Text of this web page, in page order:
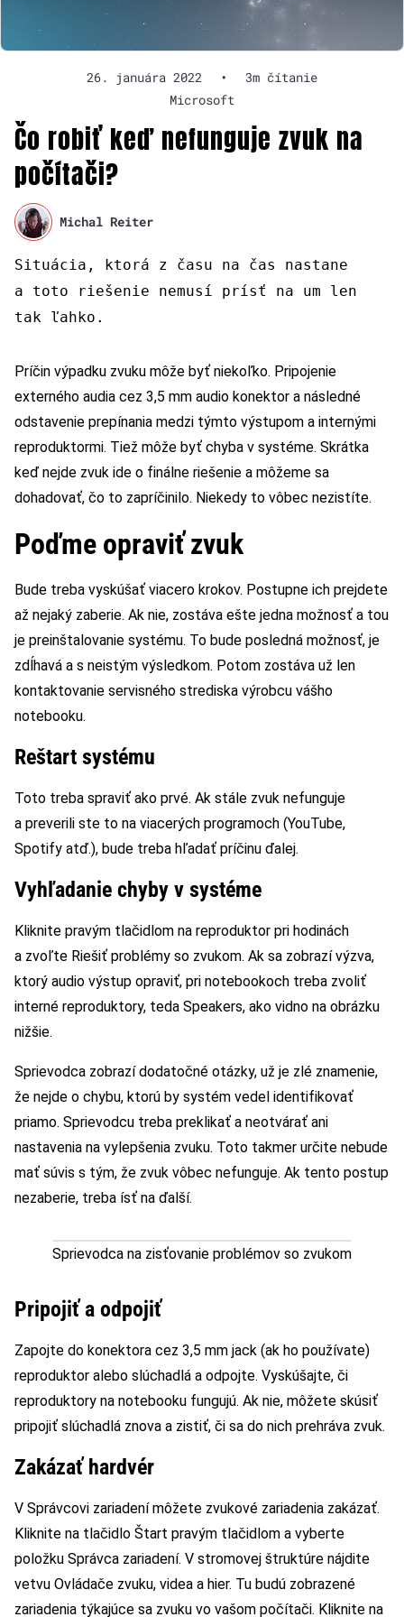
26. januára 2022 •
3m čítanie
Microsoft
Čo robiť keď nefunguje zvuk na
počítači?
Michal Reiter
Situácia, ktorá z času na čas nastane
a toto riešenie nemusí prísť na um len
tak ľahko.
Príčin výpadku zvuku môže byť niekoľko. Pripojenie
externého audia cez 3,5 mm audio konektor a následné
odstavenie prepínania medzi týmto výstupom a internými
reproduktormi. Tiež môže byť chyba v systéme. Skrátka
keď nejde zvuk ide o finálne riešenie a môžeme sa
dohadovať, čo to zapríčinilo. Niekedy to vôbec nezistíte.
Poďme opraviť zvuk
Bude treba vyskúšať viacero krokov. Postupne ich prejdete
až nejaký zaberie. Ak nie, zostáva ešte jedna možnosť a tou
je preinštalovanie systému. To bude posledná možnosť, je
zdĺhavá a s neistým výsledkom. Potom zostáva už len
kontaktovanie servisného strediska výrobcu vášho
notebooku.
Reštart systému
Toto treba spraviť ako prvé. Ak stále zvuk nefunguje
a preverili ste to na viacerých programoch (YouTube,
Spotify atď.), bude treba hľadať príčinu ďalej.
Vyhľadanie chyby v systéme
Kliknite pravým tlačidlom na reproduktor pri hodinách
a zvoľte Riešiť problémy so zvukom. Ak sa zobrazí výzva,
ktorý audio výstup opraviť, pri notebookoch treba zvoliť
interné reproduktory, teda Speakers, ako vidno na obrázku
nižšie.
Sprievodca zobrazí dodatočné otázky, už je zlé znamenie,
že nejde o chybu, ktorú by systém vedel identifikovať
priamo. Sprievodcu treba preklikať a neotvárať ani
nastavenia na vylepšenia zvuku. Toto takmer určite nebude
mať súvis s tým, že zvuk vôbec nefunguje. Ak tento postup
nezaberie, treba ísť na ďalší.
Sprievodca na zisťovanie problémov so zvukom
Pripojiť a odpojiť
Zapojte do konektora cez 3,5 mm jack (ak ho používate)
reproduktor alebo slúchadlá a odpojte. Vyskúšajte, či
reproduktory na notebooku fungujú. Ak nie, môžete skúsiť
pripojiť slúchadlá znova a zistiť, či sa do nich prehráva zvuk.
Zakázať hardvér
V Správcovi zariadení môžete zvukové zariadenia zakázať.
Kliknite na tlačidlo Štart pravým tlačidlom a vyberte
položku Správca zariadení. V stromovej štruktúre nájdite
vetvu Ovládače zvuku, videa a hier. Tu budú zobrazené
zariadenia týkajúce sa zvuku vo vašom počítači. Kliknite na